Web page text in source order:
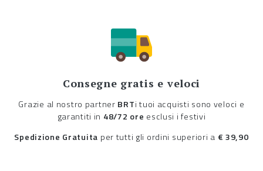
Consegne gratis e veloci
Grazie al nostro partner BRTi tuoi acquisti sono veloci e
garantiti in 48/72 ore esclusi i festivi
Spedizione Gratuita per tutti gli ordini superiori a € 39,90